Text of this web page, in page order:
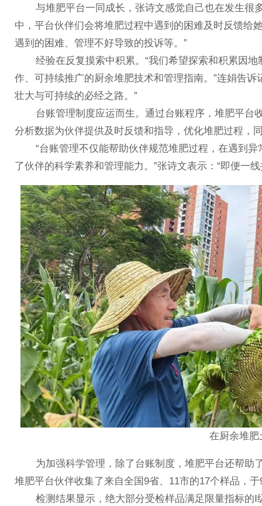
与堆肥平台一同成长，张诗文感觉自己也在发生很
中，平台伙伴们会将堆肥过程中遇到的困难及时反馈给
遇到的困难、管理不好导致的投诉等。”
经验在反复摸索中积累。“我们希望探索和积累因地
作、可持续推广的厨余堆肥技术和管理指南。”连娟告
壮大与可持续的必经之路。”
台账管理制度应运而生。通过台账程序，堆肥平台
分析数据为伙伴提供及时反馈和指导，优化堆肥过程，
“台账管理不仅能帮助伙伴规范堆肥过程，在遇到异
了伙伴的科学素养和管理能力。”张诗文表示：“即便一
在厨余堆肥
为加强科学管理，除了台账制度，堆肥平台还帮助
堆肥平台伙伴收集了来自全国9省、11市的17个样品，
检测结果显示，绝大部分受检样品满足限量指标的Ⅰ